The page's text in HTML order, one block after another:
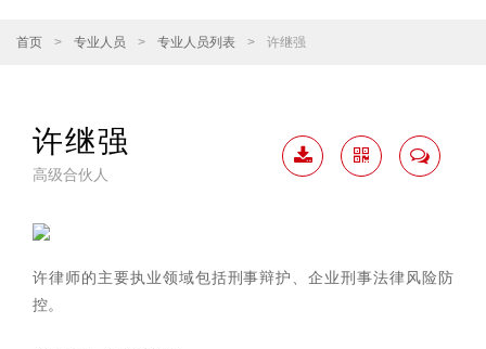
首页 > 专业人员 > 专业人员列表 > 许继强
许继强
高级合伙人
许律师的主要执业领域包括刑事辩护、企业刑事法律风险防
控。